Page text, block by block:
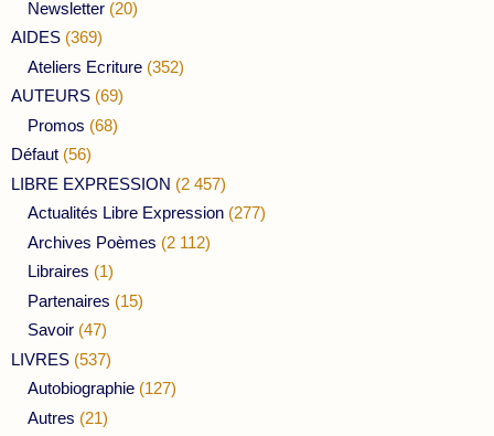
Newsletter (20)
AIDES (369)
Ateliers Ecriture (352)
AUTEURS (69)
Promos (68)
Défaut (56)
LIBRE EXPRESSION (2 457)
Actualités Libre Expression (277)
Archives Poèmes (2 112)
Libraires (1)
Partenaires (15)
Savoir (47)
LIVRES (537)
Autobiographie (127)
Autres (21)